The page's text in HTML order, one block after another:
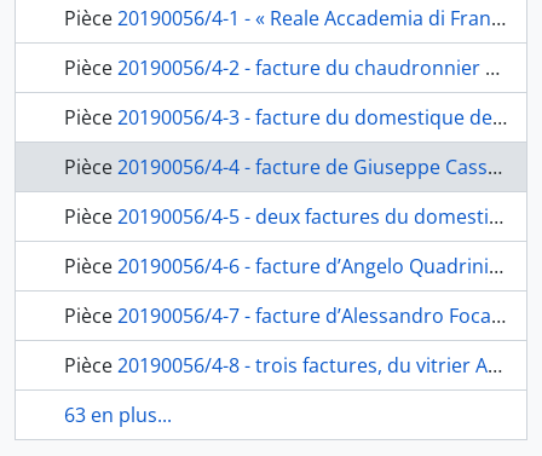
Pièce20190056/4-1 - « Reale Accademia di Francia. Anno 1841 », pochette contenant les folios de 2 à 194, fol. 1
Pièce20190056/4-2 - facture du chaudronnier Francesco Massa, fol. 2
Pièce20190056/4-3 - facture du domestique de l’Académie Ferraro Concience, fol. 3
Pièce20190056/4-4 - facture de Giuseppe Cassetta, maître-menuisier, fol. 4-4bis
Pièce20190056/4-5 - deux factures du domestique de l’Académie Ferraro Concience, fol. 5-6
Pièce20190056/4-6 - facture d’Angelo Quadrini, vernisseur, fol. 7
Pièce20190056/4-7 - facture d’Alessandro Focardi, marbrier, fol. 8
Pièce20190056/4-8 - trois factures, du vitrier Antonio D’Enea, fol. 9-11bis
63 en plus...